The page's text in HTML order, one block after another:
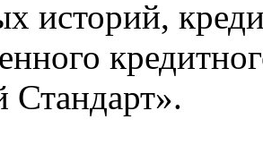
историй,
Стандарт».